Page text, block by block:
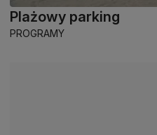
Plażowy parking
PROGRAMY